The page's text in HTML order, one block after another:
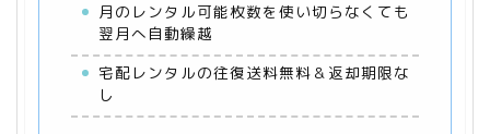
月のレンタル可能枚数を使い切らなくても
翌月へ自動繰越
宅配レンタルの往復送料無料＆返却期限な
し